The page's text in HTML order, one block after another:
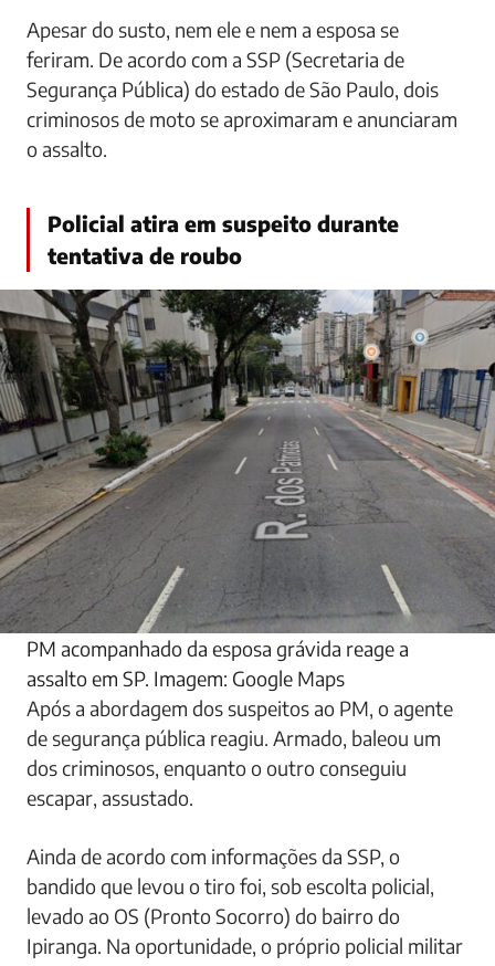
Apesar do susto, nem ele e nem a esposa se
feriram. De acordo com a SSP (Secretaria de
Segurança Pública) do estado de São Paulo, dois
criminosos de moto se aproximaram e anunciaram
o assalto.
Policial atira em suspeito durante
tentativa de roubo
PM acompanhado da esposa grávida reage a
assalto em SP. Imagem: Google Maps
Após a abordagem dos suspeitos ao PM, o agente
de segurança pública reagiu. Armado, baleou um
dos criminosos, enquanto o outro conseguiu
escapar, assustado.
Ainda de acordo com informações da SSP, o
bandido que levou o tiro foi, sob escolta policial,
levado ao OS (Pronto Socorro) do bairro do
Ipiranga. Na oportunidade, o próprio policial militar